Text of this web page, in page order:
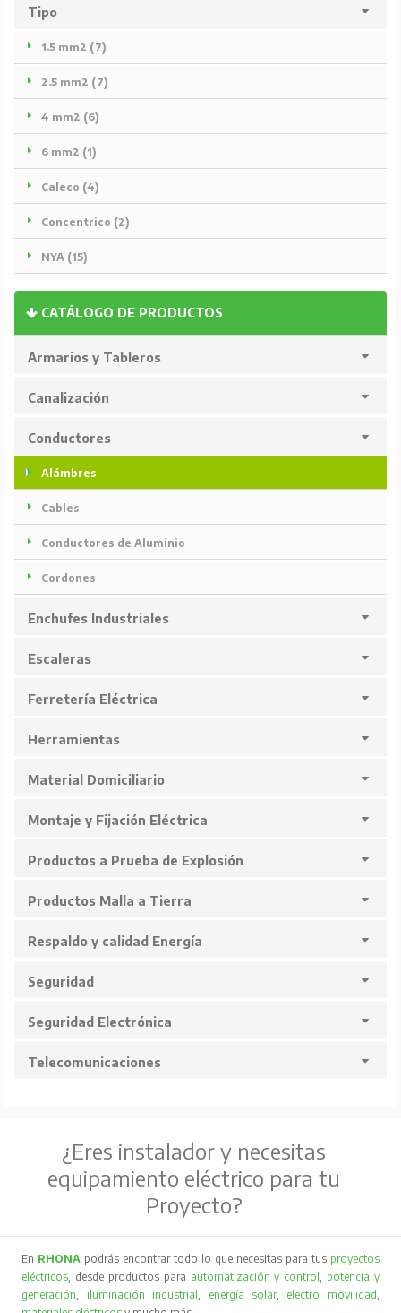
Tipo
1.5 mm2 (7)
2.5 mm2 (7)
4 mm2 (6)
6 mm2 (1)
Caleco (4)
Concentrico (2)
NYA (15)
CATÁLOGO DE PRODUCTOS
Armarios y Tableros
Canalización
Conductores
Alámbres
Cables
Conductores de Aluminio
Cordones
Enchufes Industriales
Escaleras
Ferretería Eléctrica
Herramientas
Material Domiciliario
Montaje y Fijación Eléctrica
Productos a Prueba de Explosión
Productos Malla a Tierra
Respaldo y calidad Energía
Seguridad
Seguridad Electrónica
Telecomunicaciones
¿Eres instalador y necesitas
equipamiento eléctrico para tu
Proyecto?
En RHONA podrás encontrar todo lo que necesitas para tus proyectos
eléctricos , desde productos para automatización y control
potencia y
generación
iluminación industrial energía solar, electro movilidad